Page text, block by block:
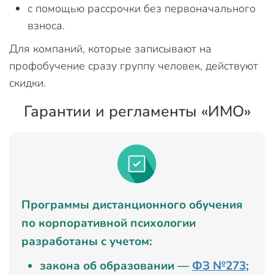
с помощью рассрочки без первоначального
взноса.
Для компаний, которые записывают на
профобучение сразу группу человек, действуют
скидки.
Гарантии и регламенты «ИМО»
Программы дистанционного обучения
по корпоративной психологии
разработаны с учетом:
закона об образовании — ФЗ №273;